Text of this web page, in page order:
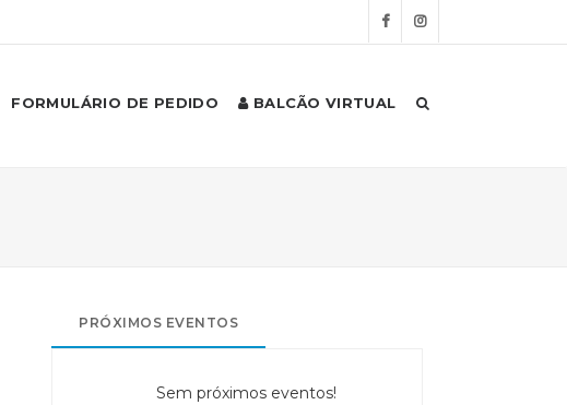
FORMULÁRIO DE PEDIDO BALCÃO VIRTUAL
PRÓXIMOS EVENTOS
Sem próximos eventos!